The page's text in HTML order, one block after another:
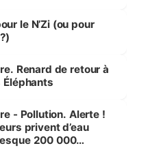
le N’Zi (ou pour
Renard de retour à
Éléphants
- Pollution. Alerte !
privent d’eau
200 000